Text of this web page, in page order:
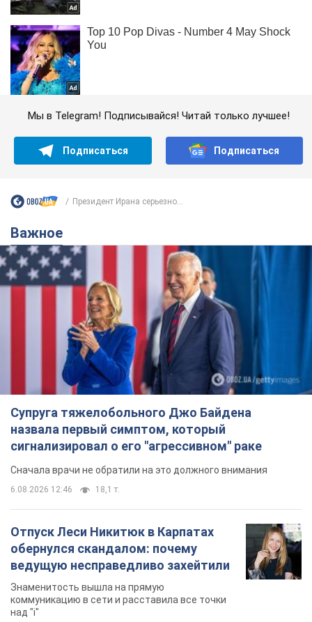
Мы в Telegram! Подписывайся! Читай только лучшее!
Подписаться Подписаться
Президент Ирана серьезно...
Важное
Супруга тяжелобольного Джо Байдена
назвала первый симптом, который
сигнализировал о его "агрессивном" раке
Сначала врачи не обратили на это должного внимания
6.08.2026 12:46 18,1 т.
Отпуск Леси Никитюк в Карпатах
обернулся скандалом: почему
ведущую несправедливо захейтили
Знаменитость вышла на прямую
коммуникацию в сети и расставила все точки
над "i"